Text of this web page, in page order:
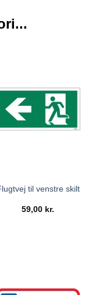
til venstre skilt
59,00 kr.